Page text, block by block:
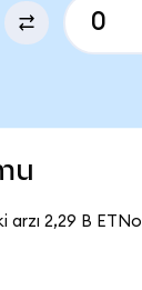
arzı 2,29 B